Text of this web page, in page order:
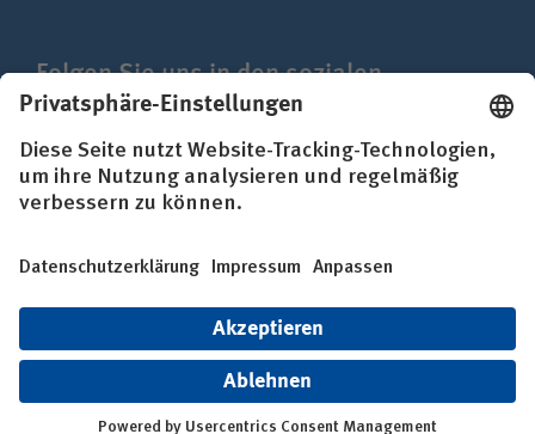
Folgen Sie uns in den sozialen
Netzwerken
Impressum
Datenschutz
Erklärung zur Barrierefreiheit
© BG Kliniken – Klinikverbund der gesetzlichen